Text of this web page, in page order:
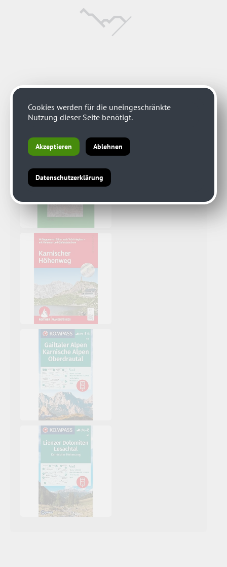
Cookies werden für die uneingeschränkte
Nutzung dieser Seite benötigt.
Akzeptieren Ablehnen
Datenschutzerklärung